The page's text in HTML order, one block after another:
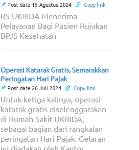
Post date 15 Agustus 2024 Copy link
RS UKRIDA Menerima
Pelayanan Bagi Pasien Rujukan
BPJS Kesehatan
Operasi Katarak Gratis, Semarakkan
Peringatan Hari Pajak
Post date 26 Juli 2024 Copy link
Untuk ketiga kalinya, operasi
katarak gratis diselenggarakan
di Rumah Sakit UKRIDA,
sebagai bagian dari rangkaian
peringatan Hari Pajak. Gelaran
ini diadakan oleh Kantor